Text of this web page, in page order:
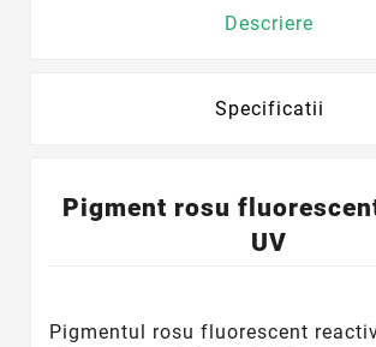
Descriere
Specificatii
Pigment rosu
UV
Pigmentul rosu fluorescent